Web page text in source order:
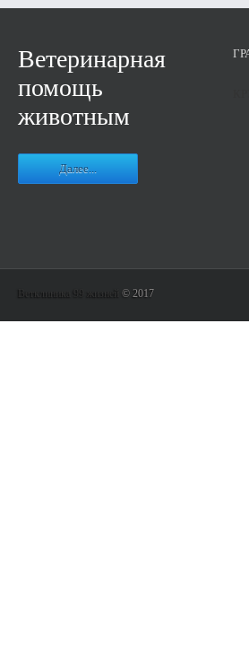
Ветеринарная
помощь
животным
Далее...
Ветклиника 99 жизней © 2017